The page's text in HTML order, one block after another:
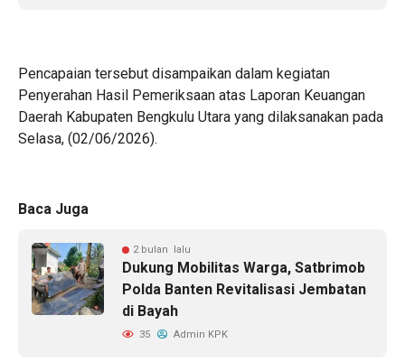
Pencapaian tersebut disampaikan dalam kegiatan
Penyerahan Hasil Pemeriksaan atas Laporan Keuangan
Daerah Kabupaten Bengkulu Utara yang dilaksanakan pada
Selasa, (02/06/2026).
Baca Juga
2 bulan lalu
Dukung Mobilitas Warga, Satbrimob
Polda Banten Revitalisasi Jembatan
di Bayah
35 Admin KPK